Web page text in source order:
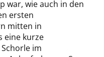
war, wie auch in den
ersten
mitten in
eine kurze
im